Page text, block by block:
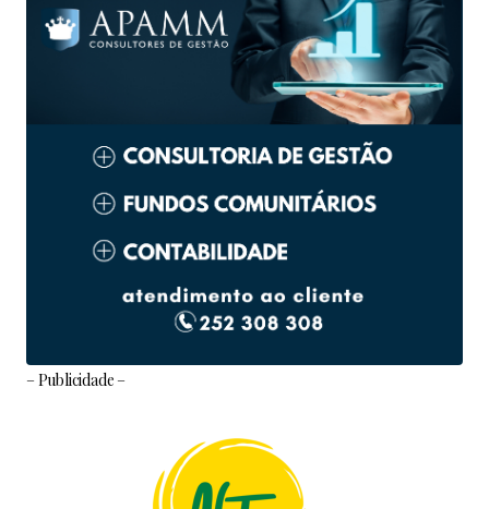
– Publicidade –